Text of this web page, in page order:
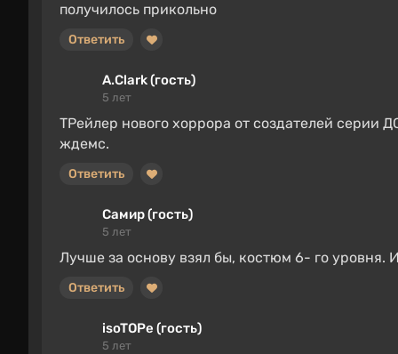
получилось прикольно
Ответить
A.Clark (гость)
5 лет
ТРейлер нового хоррора от создателей серии
ждемс.
Ответить
Самир (гость)
5 лет
Лучше за основу взял бы, костюм 6- го уровня.
Ответить
isoTOPe (гость)
5 лет